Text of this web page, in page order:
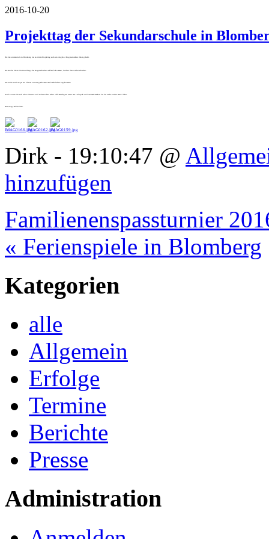
2016-10-20
Projekttag der Sekundarschule in
Die Sekundarschule in Blomberg hat an ihrem Projekttag auch ein Angebot Bogenschießen dabei gehabt.
Die Kinder haben die Grundzüge des Bogenschießens erklärt bekommen, durften dann selbst schießen.
Am Ende wurde sogar ein kleines Turnier geschossen mit beachtlichen Ergebnissen!
Wir konnten da auch schon das eine und andere Talent sehen. Alle Beteiligten waren mit viel Spaß und Aufmerksamkeit bei der Sache. Vielen Dank dafür.
Hier einige Bilder dazu.
Dirk - 19:10:47 @
hinzufügen
Familienenspassturnier
« Ferienspiele in Blomberg
Kategorien
alle
Allgemein
Erfolge
Termine
Berichte
Presse
Administration